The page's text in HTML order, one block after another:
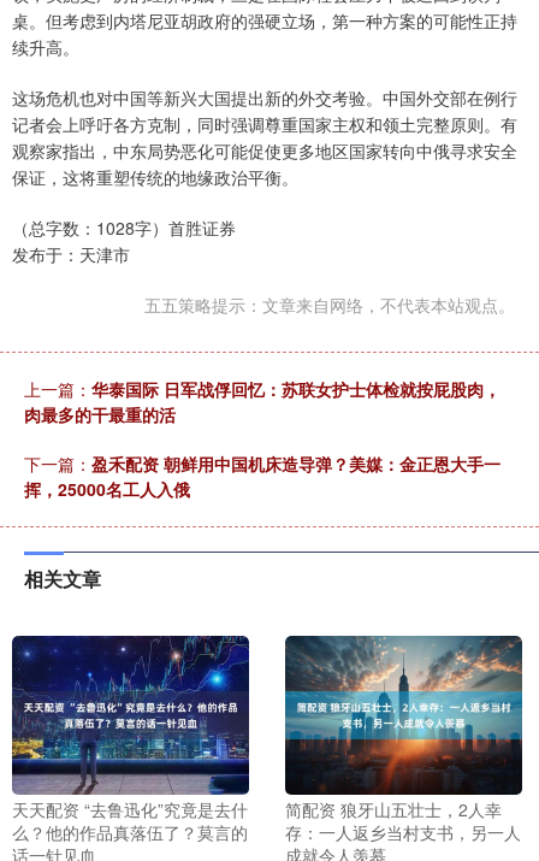
桌。但考虑到内塔尼亚胡政府的强硬立场，第一种方案的可能性正持
续升高。
这场危机也对中国等新兴大国提出新的外交考验。中国外交部在例行
记者会上呼吁各方克制，同时强调尊重国家主权和领土完整原则。有
观察家指出，中东局势恶化可能促使更多地区国家转向中俄寻求安全
保证，这将重塑传统的地缘政治平衡。
（总字数：1028字）首胜证券
发布于：天津市
五五策略提示：文章来自网络，不代表本站观点。
上一篇： 华泰国际 日军战俘回忆：苏联女护士体检就按屁股肉，
肉最多的干最重的活
下一篇： 盈禾配资 朝鲜用中国机床造导弹？美媒：金正恩大手一
挥，25000名工人入俄
相关文章
天天配资 “去鲁迅化”究竟是去什
么？他的作品真落伍了？莫言的
话一针见血
简配资 狼牙山五壮士，2人幸
存：一人返乡当村支书，另一人
成就令人羡慕